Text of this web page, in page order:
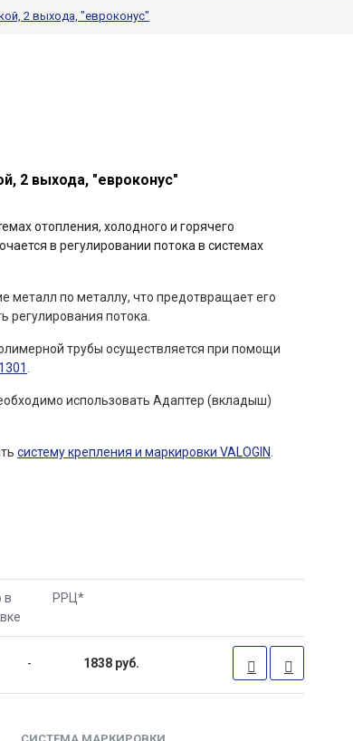
2 выхода, "евроконус"
2 выхода, "евроконус"
отопления, холодного и горячего
в регулировании потока в системах
металл по металлу, что предотвращает его
регулирования потока.
трубы осуществляется при помощи
использовать Адаптер (вкладыш)
систему крепления и маркировки VALOGIN
в
РРЦ*
- 1838 руб.